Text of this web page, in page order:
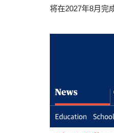
将在2027年8月完